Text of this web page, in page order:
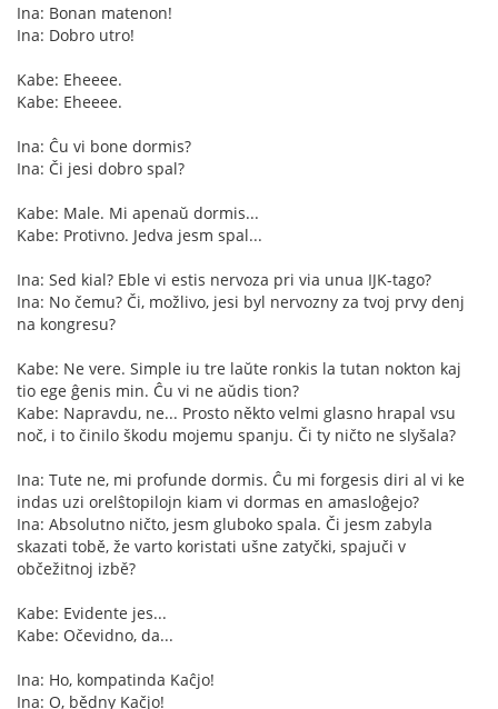
Ina: Bonan matenon!
Ina: Dobro utro!
Kabe: Eheeee.
Kabe: Eheeee.
Ina: Ĉu vi bone dormis?
Ina: Či jesi dobro spal?
Kabe: Male. Mi apenaŭ dormis...
Kabe: Protivno. Jedva jesm spal...
Ina: Sed kial? Eble vi estis nervoza pri via unua IJK-tago?
Ina: No čemu? Či, možlivo, jesi byl nervozny za tvoj prvy denj
na kongresu?
Kabe: Ne vere. Simple iu tre laŭte ronkis la tutan nokton kaj
tio ege ĝenis min. Ĉu vi ne aŭdis tion?
Kabe: Napravdu, ne... Prosto někto velmi glasno hrapal vsu
noč, i to činilo škodu mojemu spanju. Či ty ničto ne slyšala?
Ina: Tute ne, mi profunde dormis. Ĉu mi forgesis diri al vi ke
indas uzi orelŝtopilojn kiam vi dormas en amasloĝejo?
Ina: Absolutno ničto, jesm gluboko spala. Či jesm zabyla
skazati tobě, že varto koristati ušne zatyčki, spajuči v
občežitnoj izbě?
Kabe: Evidente jes...
Kabe: Očevidno, da...
Ina: Ho, kompatinda Kaĉjo!
Ina: O, bědny Kačjo!